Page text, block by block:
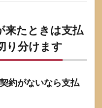
来たときは支払
り分けます
約がないなら支払